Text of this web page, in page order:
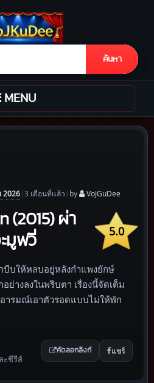
ค้นหา
MENU
2026|3 เดือนที่แล้ว | by VoJGuDee
5.0
(2015) ผ่า
มูฟวี่
บให้หลบอยู่หลังกำแพงยักษ์
ย่างลงในพริบตา เรื่องนี้จัดเต็ม
ารมณ์เอาตัวรอดแบบไม่ให้พัก
ะซีรีส์
คัดลอกลิงก์ แชร์